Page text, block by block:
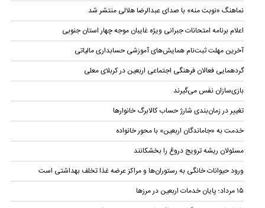
نماهنگ «نوبت منه» با صدای عبدالرضا هلالی منتشر شد
اعلام برنامه امتحانات جبرانی ویژه غایبان موجه چهار استان جنوبی
آخرین مهلت ثبت‌نام همایش‌های آموزشی حسابداری مالياتی
گردهمایی فعالان فرهنگی اجتماعی اربعین در کربلای معلی
بازی‌سازان نفس می‌گیرند
تغییر در زمان‌بندی شارژ حساب کالابرگ خانوار‌ها
خدمت به «جاماندگان اربعین» با محور خانواده
مسئولان ریشه ترویج دروغ را بخشکانند
ورود حیوانات خانگی به رستوران‌ها و مراکز عرضه غذا تخلف بهداشتی است
۱۵ مرداد؛ پایان خدمات اربعین در مرزها